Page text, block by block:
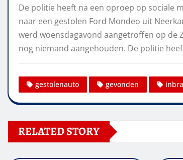
De politie heeft na een oproep op sociale
naar een gestolen Ford Mondeo uit
werd woensdagavond aangetroffen op de
nog niemand aangehouden. De politie
gestolenauto gevonden
RELATED STORY